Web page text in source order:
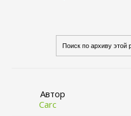
Автор
Carc